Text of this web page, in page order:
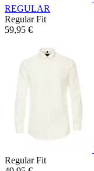
REGULAR
Regular Fit
59,95 €
Regular Fit